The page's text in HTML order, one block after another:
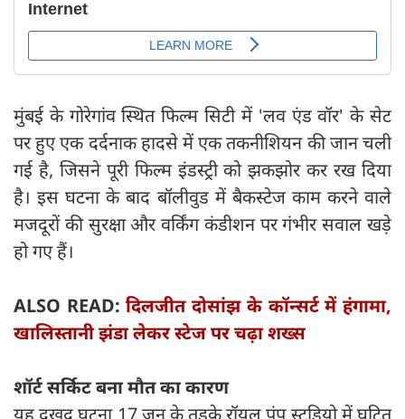
मुंबई के गोरेगांव स्थित फिल्म सिटी में 'लव एंड वॉर' के सेट
पर हुए एक दर्दनाक हादसे में एक तकनीशियन की जान चली
गई है, जिसने पूरी फिल्म इंडस्ट्री को झकझोर कर रख दिया
है। इस घटना के बाद बॉलीवुड में बैकस्टेज काम करने वाले
मजदूरों की सुरक्षा और वर्किंग कंडीशन पर गंभीर सवाल खड़े
हो गए हैं।
ALSO READ:दिलजीत दोसांझ के कॉन्सर्ट में हंगामा,
खालिस्तानी झंडा लेकर स्टेज पर चढ़ा शख्स
शॉर्ट सर्किट बना मौत का कारण